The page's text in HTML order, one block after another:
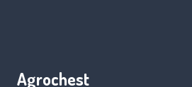
Agrochest